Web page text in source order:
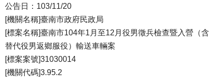
公告日：103/11/20
[機關名稱]臺南市政府民政局
[標案名稱]臺南市104年1月至12月役男徵兵檢查暨入營（含
替代役男返鄉服役）輸送車輛案
[標案案號]31030014
[機關代碼]3.95.2